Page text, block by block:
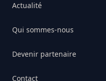
Actualité
Qui sommes-nous
Devenir partenaire
Contact